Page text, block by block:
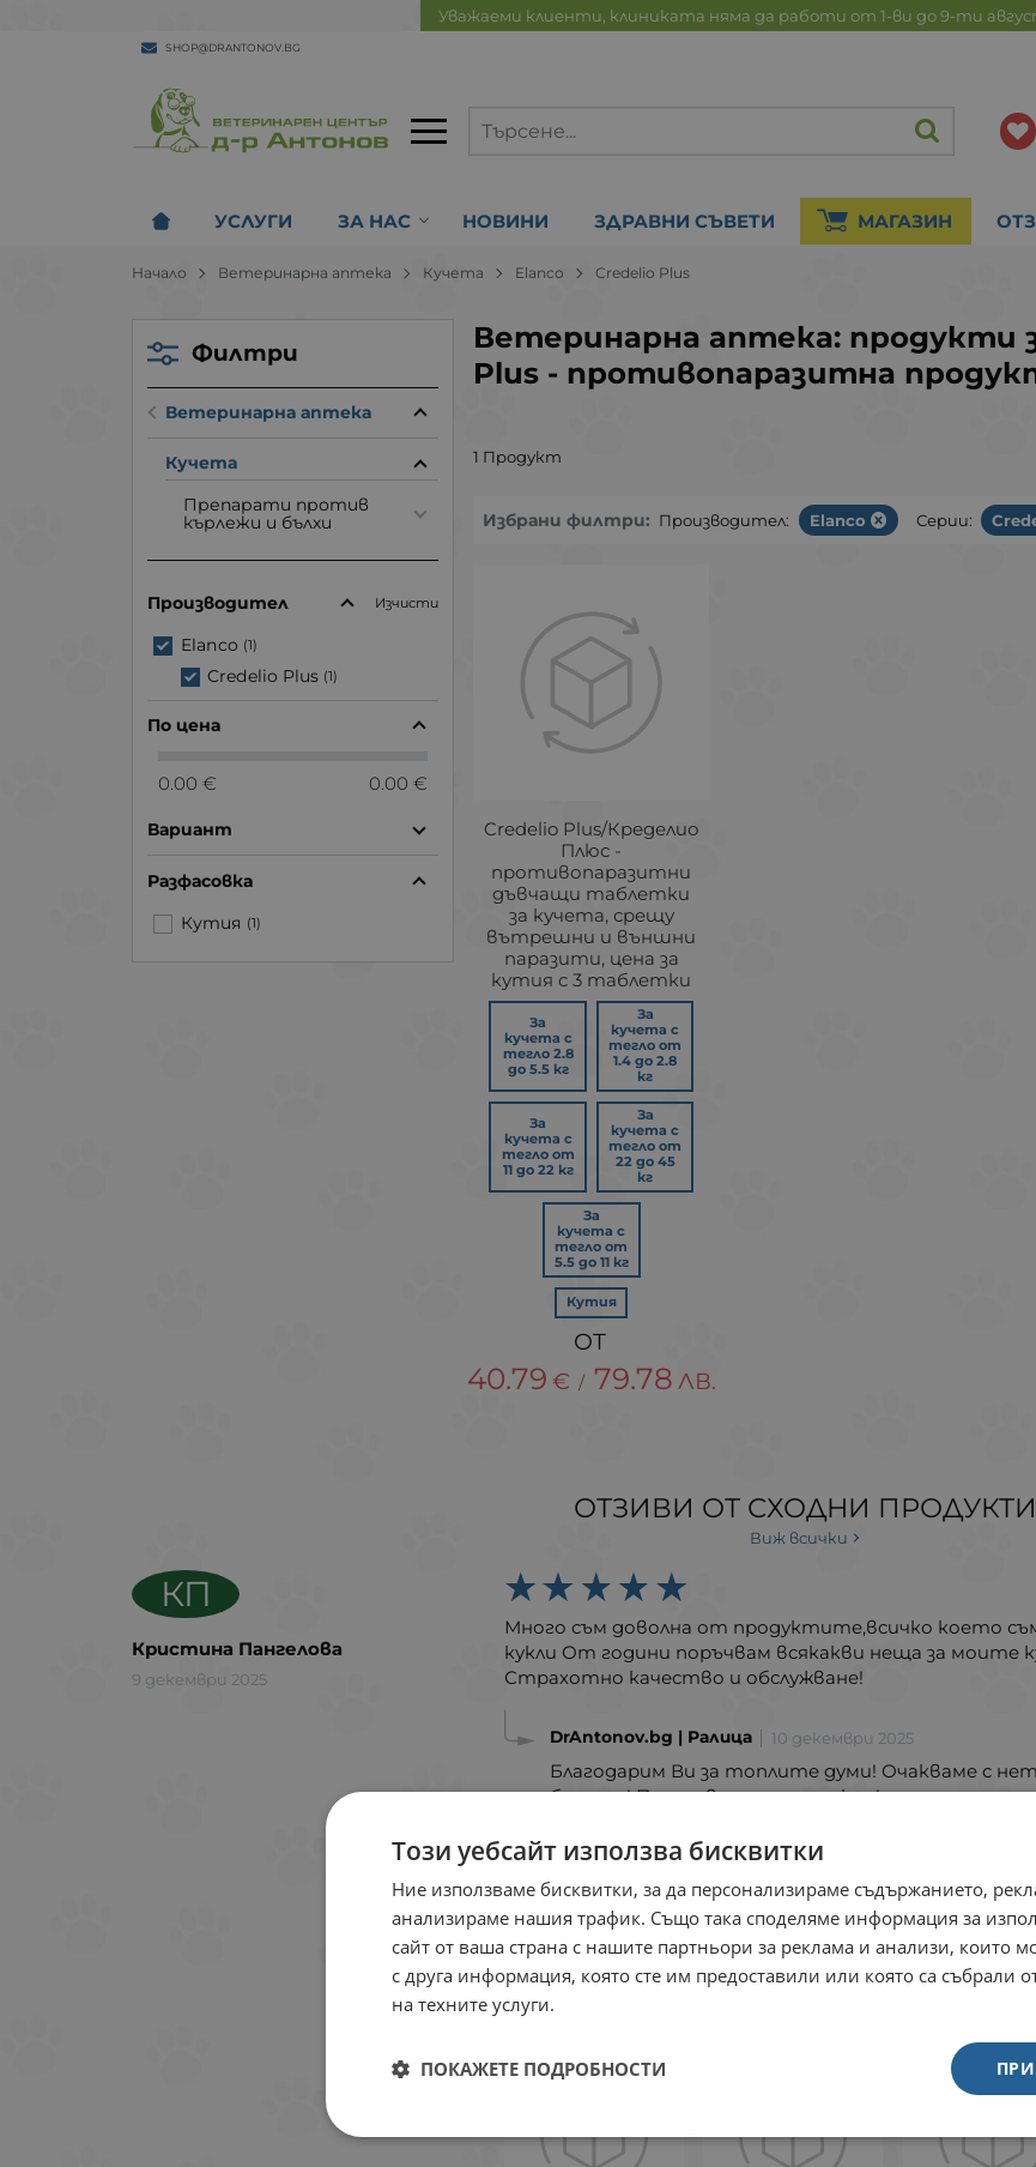
Уважаеми клиенти, клиниката няма да работи от 1-ви до 9-ти
SHOP@DRANTONOV.BG
УСЛУГИ ЗА НАС НОВИНИ ЗДРАВНИ СЪВЕТИ МАГАЗИН
Начало Ветеринарна аптека Кучета Elanco Credelio Plus
Ветеринарна аптека: продукти
Plus - противопаразитна
1 Продукт
Избрани филтри: Производител: Elanco Серии:
Credelio Plus/Кределио
Плюс -
противопаразитни
дъвчащи таблетки
за кучета, срещу
вътрешни и външни
паразити, цена за
кутия с 3 таблетки
За
кучета с
тегло 2.8
до 5.5 кг
За
кучета с
тегло от
1.4 до 2.8
кг
За
кучета с
тегло от
11 до 22 кг
За
кучета с
тегло от
22 до 45
кг
За
кучета с
тегло от
5.5 до 11 кг
Кутия
40.79 € / 79.78 ЛВ.
Филтри
Ветеринарна аптека
Кучета
Препарати против
кърлежи и бълхи
Производител Изчисти
Elanco (1)
Credelio Plus (1)
По цена
0.00 € 0.00 €
Вариант
Разфасовка
Кутия (1)
ОТЗИВИ ОТ СХОДНИ ПРОДУКТИ
Виж всички
КП
Кристина Пангелова
9 декември 2025
Много съм доволна от продуктите,всичко което
кукли От години поръчвам всякакви неща за моите
Страхотно качество и обслужване!
DrAntonov.bg | Ралица 10 декември 2025
Благодарим Ви за топлите думи! Очакваме с
бъдеще! Поздрави от целия екип!
Credelio Plus За кучета с тегло
Много съм доволна от тези
Този уебсайт използва бисквитки
Ние използваме бисквитки, за да персонализираме съдържанието,
анализираме нашия трафик. Също така споделяме информация за
сайт от ваша страна с нашите партньори за реклама и анализи, които
с друга информация, която сте им предоставили или която са събрали
на техните услуги.
ПОКАЖЕТЕ ПОДРОБНОСТИ